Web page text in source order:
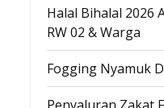
Halal Bihalal 2026
RW 02 & Warga
Fogging Nyamuk